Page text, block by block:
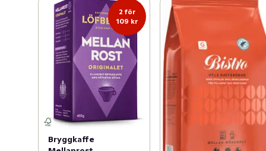
2 för
109 kr
Bryggkaffe